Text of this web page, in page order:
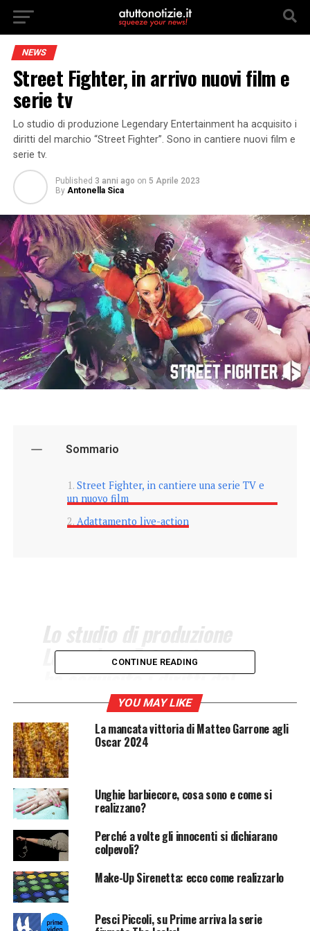
NEWS
Street Fighter, in arrivo nuovi film e
serie tv
Lo studio di produzione Legendary Entertainment ha acquisito i
diritti del marchio “Street Fighter”. Sono in cantiere nuovi film e
serie tv.
Published 3 anni ago on 5 Aprile 2023
By Antonella Sica
Sommario
Street Fighter, in cantiere una serie TV e
un nuovo film
Adattamento live-action
Lo studio di produzione
Legendary Entertainment
ha acquisito i diritti del
marchio “Street Fighter”.
Sono in cantiere nuovi film
e serie tv.
La casa di produzione Legendary Entertainment
si è
assicurata una
licenza esclusivaper i
cinematografici e televisivi live-action
Fighter”, l’iconicasaga di videogiochisviluppata da
Capcom . Tra i progetti dello studio di produzione vi
sononuovi film e serie tv
Street Fighter, in cantiere una
CONTINUE READING
YOU MAY LIKE
La mancata vittoria di Matteo Garrone agli
Oscar 2024
Unghie barbiecore, cosa sono e come si
realizzano?
Perché a volte gli innocenti si dichiarano
colpevoli?
Make-Up Sirenetta: ecco come realizzarlo
Pesci Piccoli, su Prime arriva la serie